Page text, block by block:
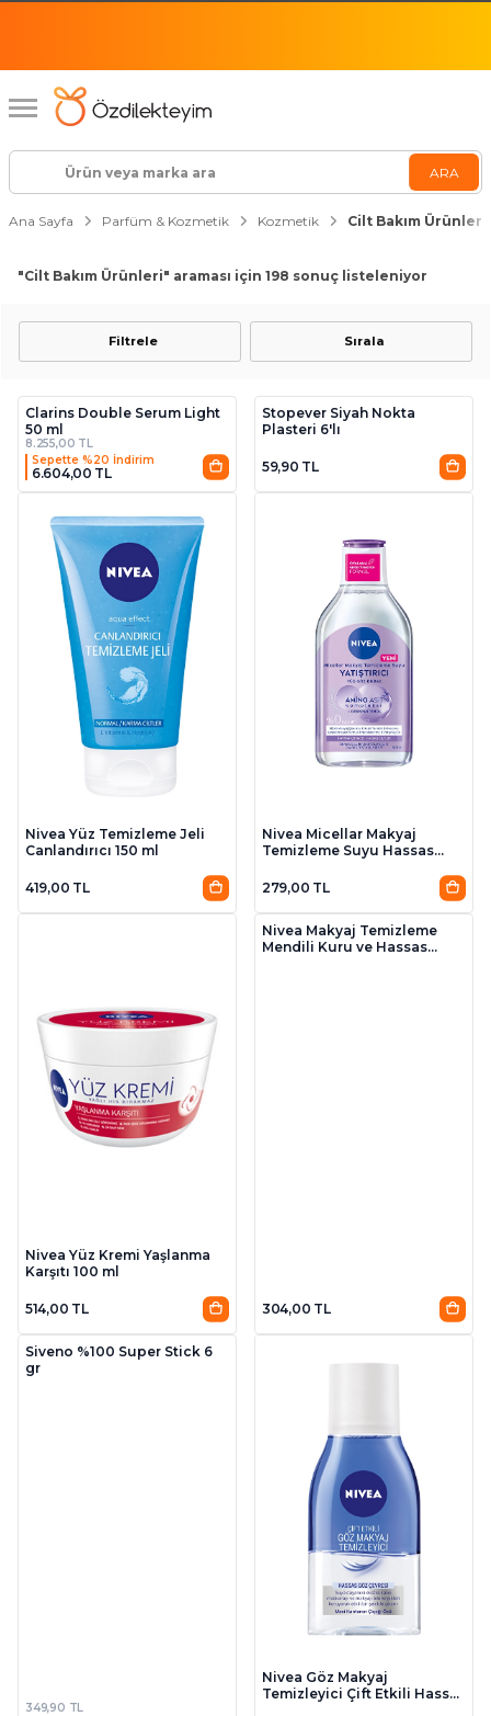
Ana Sayfa Parfüm & Kozmetik Kozmetik Cilt Bakım Ürünleri
"Cilt Bakım Ürünleri" araması için 198 sonuç listeleniyor
Filtrele Sırala
Clarins Double Serum Light
50 ml
8.255,00 TL
Sepette %20 İndirim
6.604,00 TL
Stopever Siyah Nokta
Plasteri 6'lı
59,90 TL
Nivea Yüz Temizleme Jeli
Canlandırıcı 150 ml
419,00 TL
Nivea Micellar Makyaj
Temizleme Suyu Hassas
279,00 TL
Nivea Yüz Kremi Yaşlanma
Karşıtı 100 ml
514,00 TL
Nivea Makyaj Temizleme
Mendili Kuru ve Hassas
304,00 TL
Siveno %100 Super Stick 6
gr
349,90 TL
Nivea Göz Makyaj
Temizleyici Çift Etkili Hassas